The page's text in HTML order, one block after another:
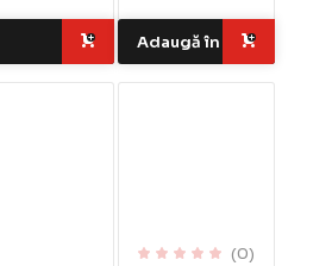
Adaugă în coș
(0)